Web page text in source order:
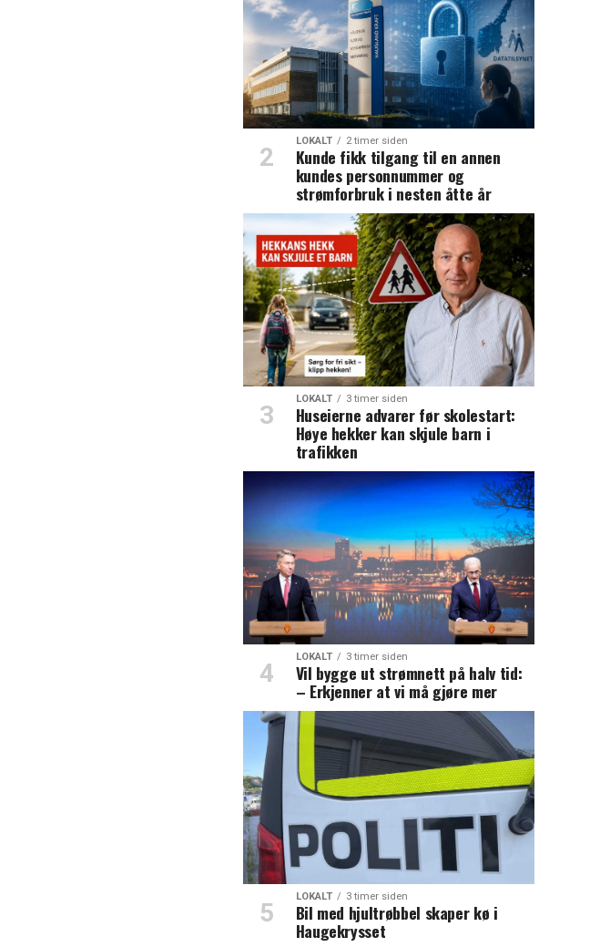
LOKALT 2 timer siden
Kunde fikk tilgang til en annen
kundes personnummer og
strømforbruk i nesten åtte år
LOKALT 3 timer siden
Huseierne advarer før skolestart:
Høye hekker kan skjule barn i
trafikken
LOKALT 3 timer siden
Vil bygge ut strømnett på halv tid:
– Erkjenner at vi må gjøre mer
LOKALT 3 timer siden
Bil med hjultrøbbel skaper kø i
Haugekrysset